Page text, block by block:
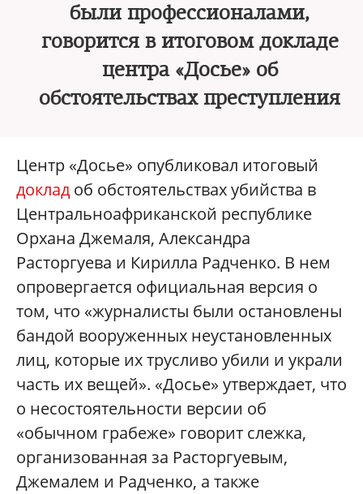
были профессионалами,
говорится в итоговом докладе
центра «Досье» об
обстоятельствах преступления
Центр «Досье» опубликовал итоговый
доклад об обстоятельствах убийства в
Центральноафриканской республике
Орхана Джемаля, Александра
Расторгуева и Кирилла Радченко. В нем
опровергается официальная версия о
том, что «журналисты были остановлены
бандой вооруженных неустановленных
лиц, которые их трусливо убили и украли
часть их вещей». «Досье» утверждает, что
о несостоятельности версии об
«обычном грабеже» говорит слежка,
организованная за Расторгуевым,
Джемалем и Радченко, а также